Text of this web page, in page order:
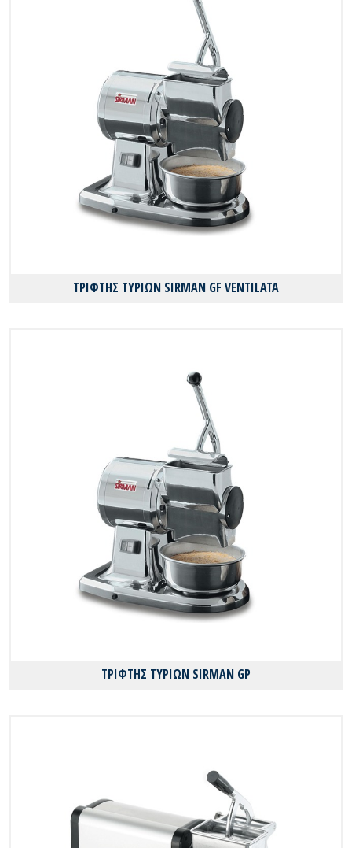
ΤΡΙΦΤΗΣ ΤΥΡΙΩΝ SIRMAN GF VENTILATA
ΤΡΙΦΤΗΣ ΤΥΡΙΩΝ SIRMAN GP